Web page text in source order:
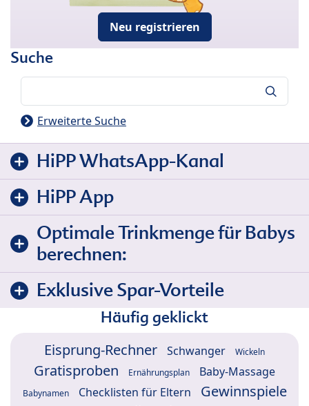
Neu registrieren
Suche
Erweiterte Suche
HiPP WhatsApp-Kanal
HiPP App
Optimale Trinkmenge für Babys
berechnen:
Exklusive Spar-Vorteile
Häufig geklickt
Eisprung-Rechner Schwanger Wickeln
Gratisproben Ernährungsplan Baby-Massage
Babynamen Checklisten für Eltern
Gewinnspiele